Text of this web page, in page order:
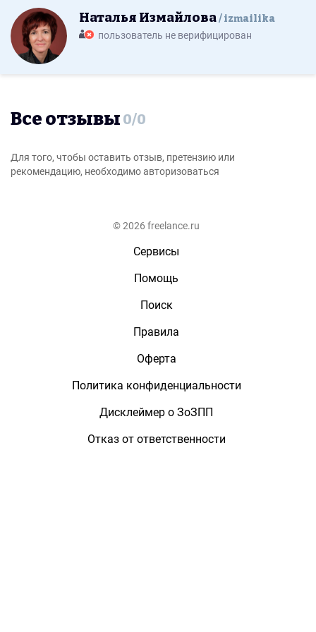
Наталья Измайлова izmailika
пользователь не верифицирован
Все отзывы 0/0
Для того, чтобы оставить отзыв, претензию или
рекомендацию, необходимо авторизоваться
© 2026 freelance.ru
Сервисы
Помощь
Поиск
Правила
Оферта
Политика конфиденциальности
Дисклеймер о ЗоЗПП
Отказ от ответственности